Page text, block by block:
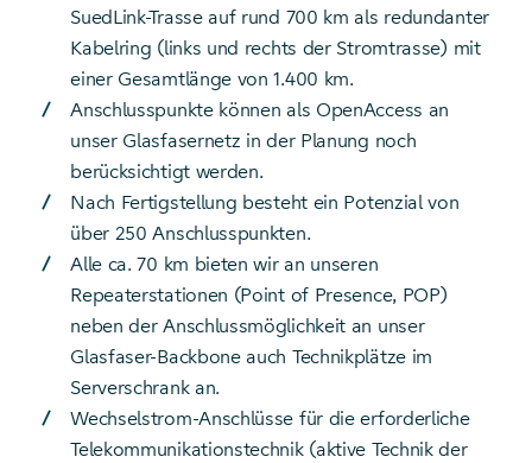
SuedLink-Trasse auf rund 700 km als redundanter
Kabelring (links und rechts der Stromtrasse) mit
einer Gesamtlänge von 1.400 km.
Anschlusspunkte können als OpenAccess an
unser Glasfasernetz in der Planung noch
berücksichtigt werden.
Nach Fertigstellung besteht ein Potenzial von
über 250 Anschlusspunkten.
Alle ca. 70 km bieten wir an unseren
Repeaterstationen (Point of Presence, POP)
neben der Anschlussmöglichkeit an unser
Glasfaser-Backbone auch Technikplätze im
Serverschrank an.
Wechselstrom-Anschlüsse für die erforderliche
Telekommunikationstechnik (aktive Technik der